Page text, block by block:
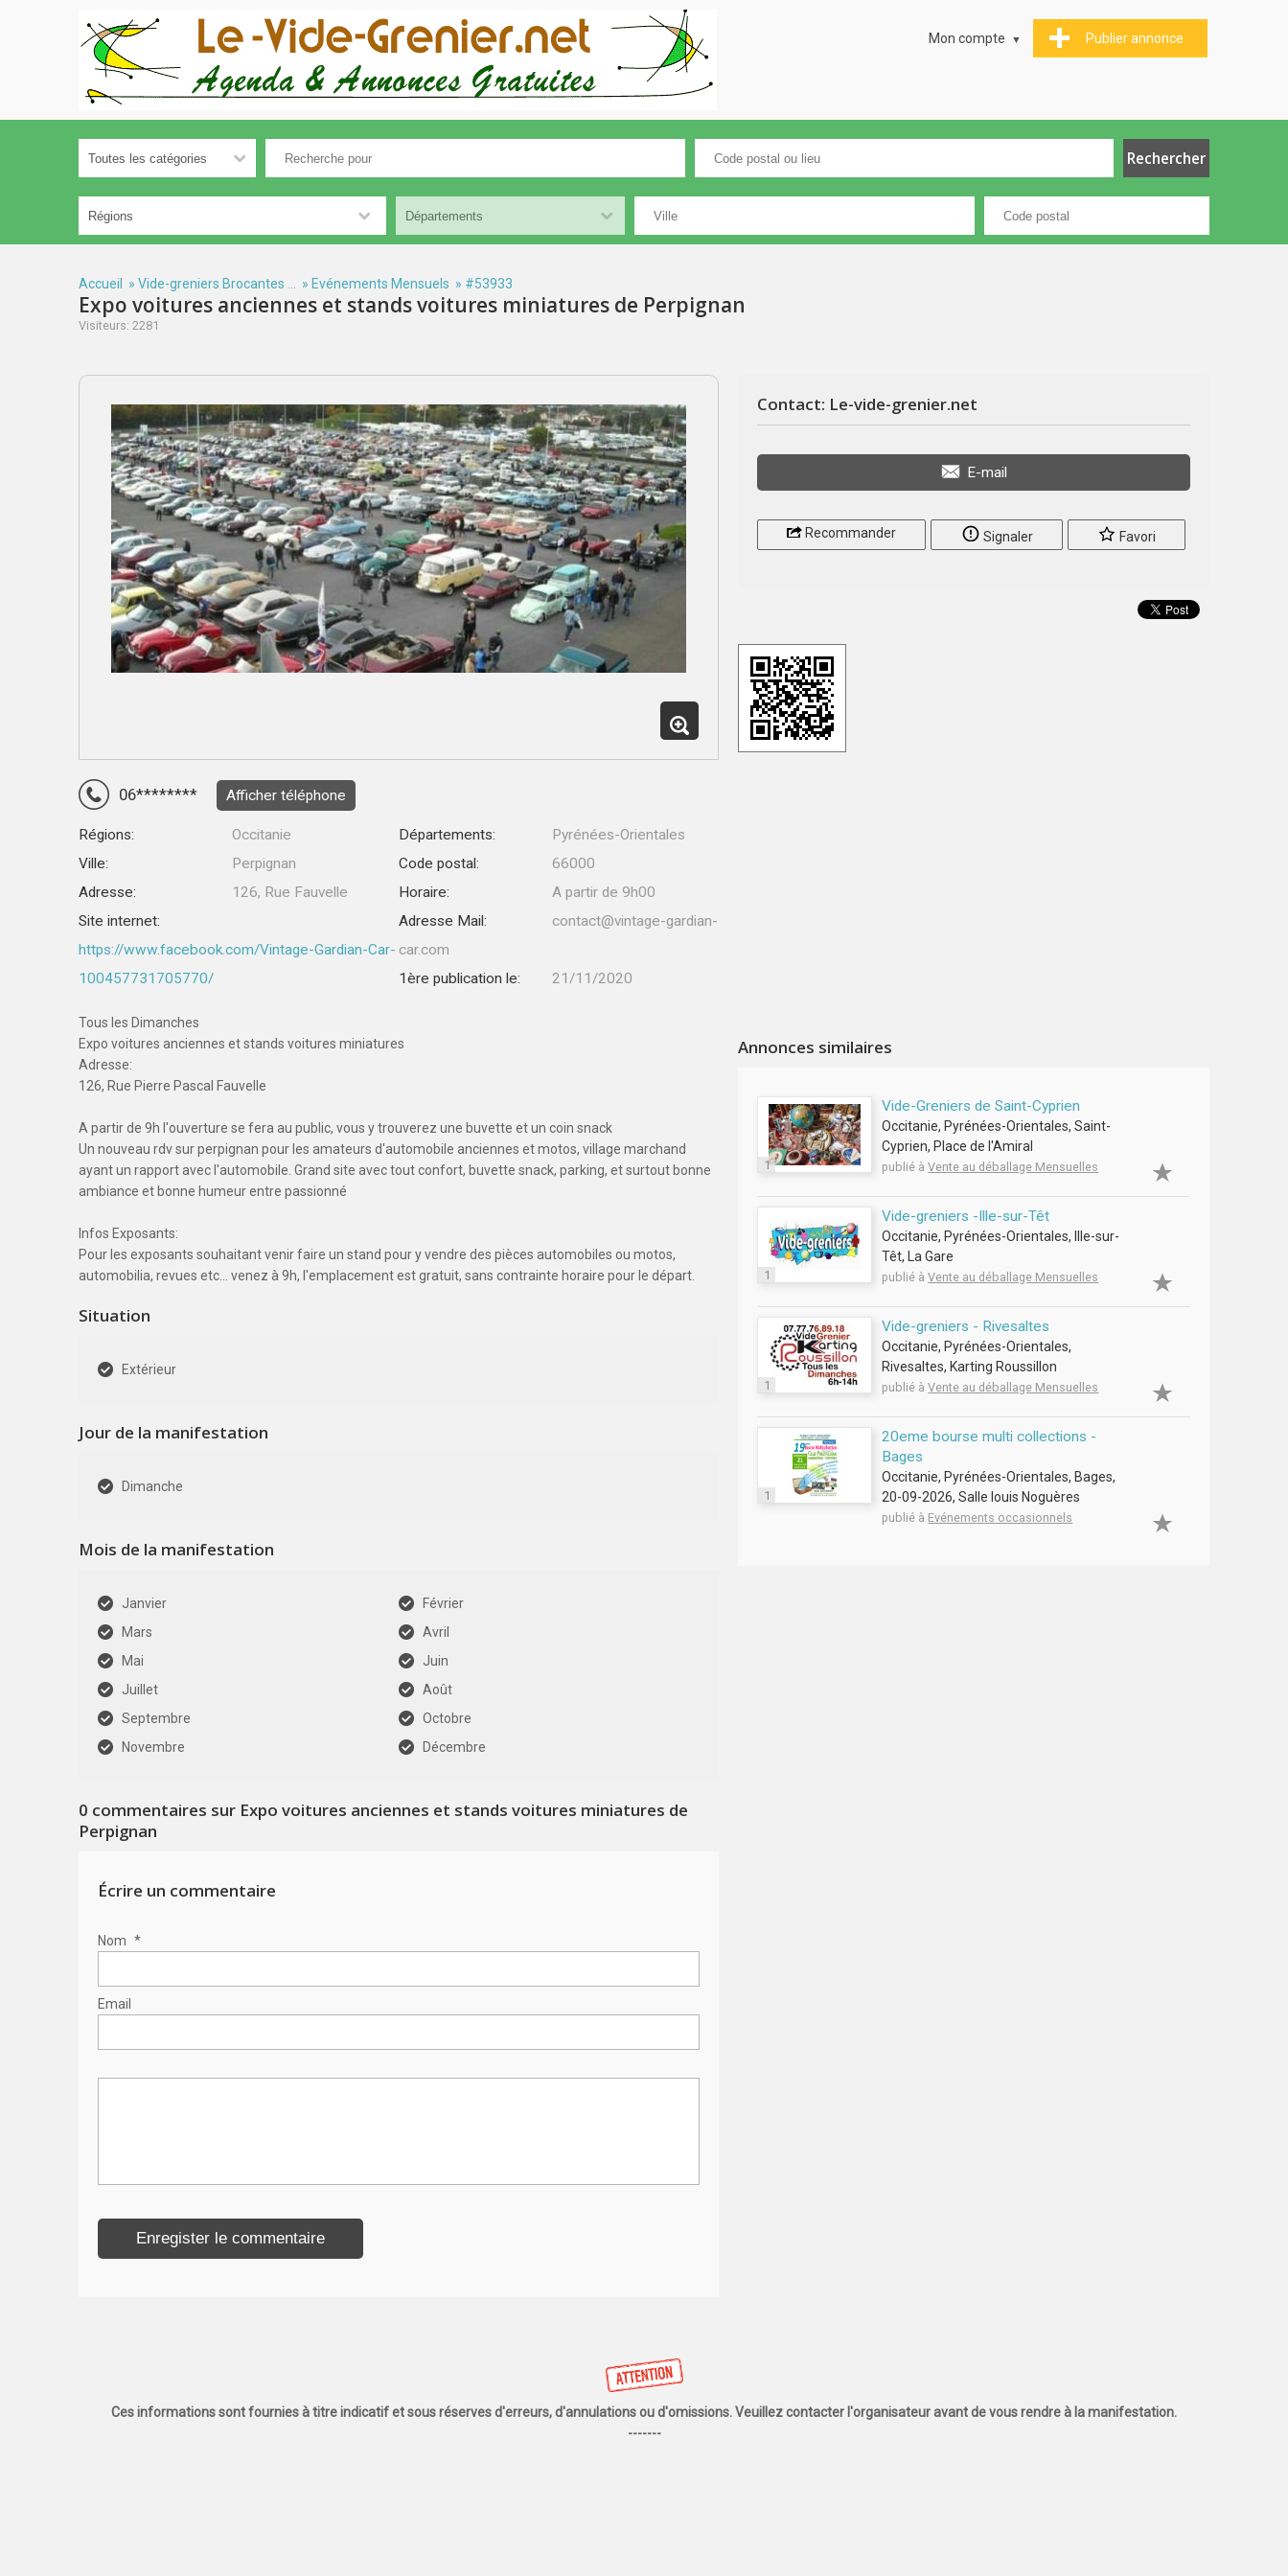
Publier annonce
Mon compte
Accueil » Vide-greniers Brocantes ... » Evénements Mensuels » #53933
Expo voitures anciennes et stands voitures miniatures de Perpignan
Visiteurs: 2281
06******** Afficher téléphone
Régions: Occitanie Départements:
Pyrénées-Orientales
Ville:
Perpignan Code postal:
66000
Adresse:
126, Rue Fauvelle Horaire:
A partir de 9h00
Site internet:
https://www.facebook.com/Vintage-Gardian-Car-
100457731705770/
Adresse Mail:
contact@vintage-gardian-
car.com
1ère publication le:
21/11/2020
Tous les Dimanches
Expo voitures anciennes et stands voitures miniatures
Adresse:
126, Rue Pierre Pascal Fauvelle
A partir de 9h l'ouverture se fera au public, vous y trouverez une buvette et un coin snack
Un nouveau rdv sur perpignan pour les amateurs d'automobile anciennes et motos, village marchand
ayant un rapport avec l'automobile. Grand site avec tout confort, buvette snack, parking, et surtout bonne
ambiance et bonne humeur entre passionné
Infos Exposants:
Pour les exposants souhaitant venir faire un stand pour y vendre des pièces automobiles ou motos,
automobilia, revues etc... venez à 9h, l'emplacement est gratuit, sans contrainte horaire pour le départ.
Situation
Extérieur
Jour de la manifestation
Dimanche
Mois de la manifestation
Janvier
Février
Mars
Avril
Mai
Juin
Juillet
Août
Septembre
Octobre
Novembre
Décembre
0 commentaires sur Expo voitures anciennes et stands voitures miniatures de
Perpignan
Écrire un commentaire
Nom *
Email
Contact: Le-vide-grenier.net
E-mail
Recommander Signaler Favori
Annonces similaires
1
Vide-Greniers de Saint-Cyprien
Occitanie, Pyrénées-Orientales, Saint-
Cyprien, Place de l'Amiral
publié àVente au déballage Mensuelles
1
Vide-greniers -Ille-sur-Têt
Occitanie, Pyrénées-Orientales, Ille-sur-
Têt, La Gare
publié àVente au déballage Mensuelles
1
Vide-greniers - Rivesaltes
Occitanie, Pyrénées-Orientales,
Rivesaltes, Karting Roussillon
publié àVente au déballage Mensuelles
1
20eme bourse multi collections -
Bages
Occitanie, Pyrénées-Orientales, Bages,
20-09-2026, Salle louis Noguères
publié à Evénements occasionnels
Ces informations sont fournies à titre indicatif et sous réserves d'erreurs, d'annulations ou d'omissions. Veuillez contacter l'organisateur avant de vous rendre à la manifestation.
-------